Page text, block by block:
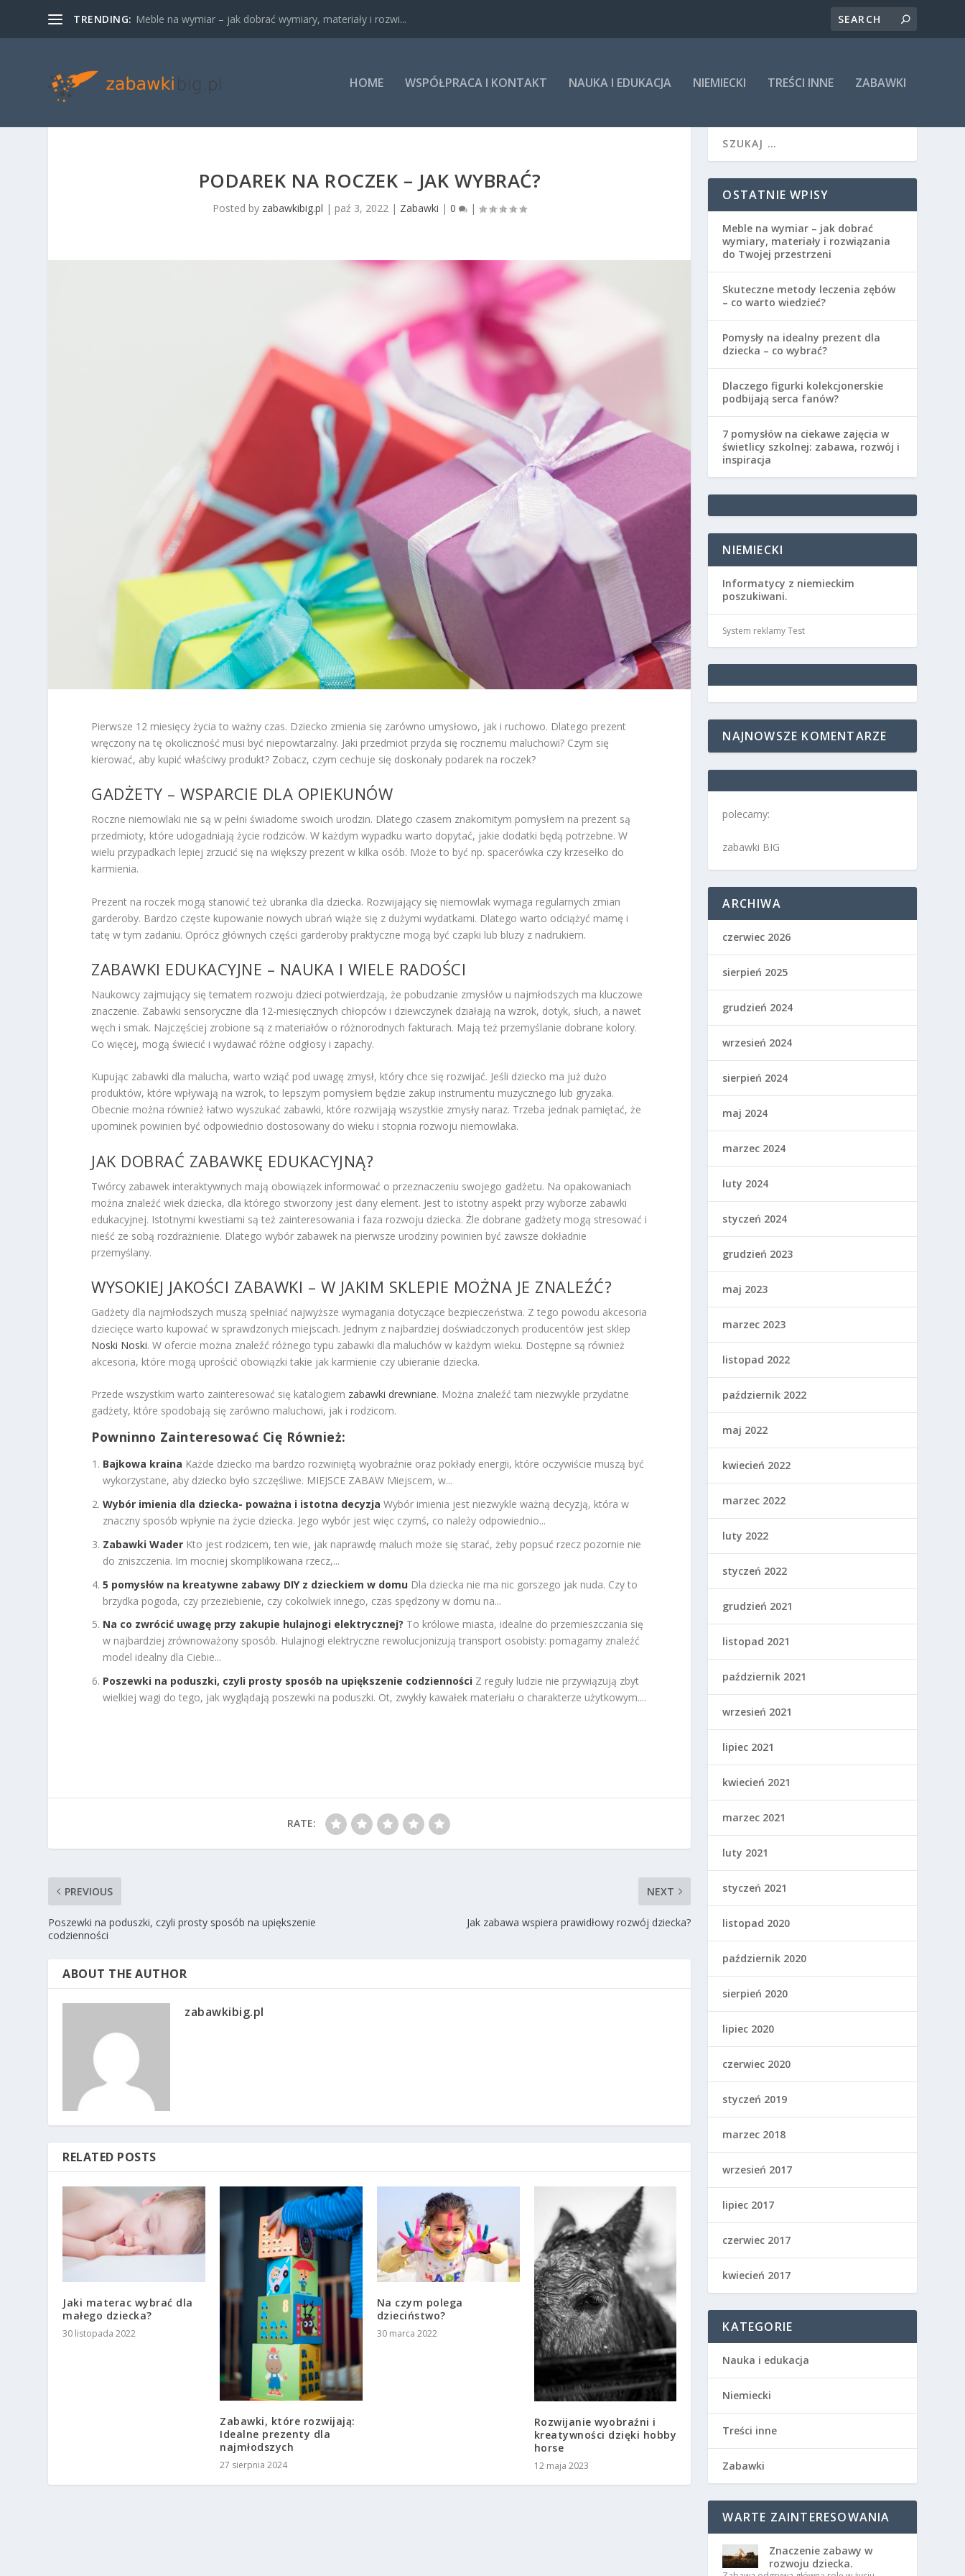
TRENDING: Meble na wymiar – jak dobrać wymiary, materiały i rozwi...
HOME WSPÓŁPRACA I KONTAKT NAUKA I EDUKACJA NIEMIECKI TREŚCI INNE ZABAWKI
PODAREK NA ROCZEK – JAK WYBRAĆ?
Posted by zabawkibig.pl | paź 3, 2022 | Zabawki |0 |
Pierwsze 12 miesięcy życia to ważny czas. Dziecko zmienia się zarówno umysłowo, jak i ruchowo. Dlatego prezent
wręczony na tę okoliczność musi być niepowtarzalny. Jaki przedmiot przyda się rocznemu maluchowi? Czym się
kierować, aby kupić właściwy produkt? Zobacz, czym cechuje się doskonały podarek na roczek?
GADŻETY – WSPARCIE DLA OPIEKUNÓW
Roczne niemowlaki nie są w pełni świadome swoich urodzin. Dlatego czasem znakomitym pomysłem na prezent są
przedmioty, które udogadniają życie rodziców. W każdym wypadku warto dopytać, jakie dodatki będą potrzebne. W
wielu przypadkach lepiej zrzucić się na większy prezent w kilka osób. Może to być np. spacerówka czy krzesełko do
karmienia.
Prezent na roczek mogą stanowić też ubranka dla dziecka. Rozwijający się niemowlak wymaga regularnych zmian
garderoby. Bardzo częste kupowanie nowych ubrań wiąże się z dużymi wydatkami. Dlatego warto odciążyć mamę i
tatę w tym zadaniu. Oprócz głównych części garderoby praktyczne mogą być czapki lub bluzy z nadrukiem.
ZABAWKI EDUKACYJNE – NAUKA I WIELE RADOŚCI
Naukowcy zajmujący się tematem rozwoju dzieci potwierdzają, że pobudzanie zmysłów u najmłodszych ma kluczowe
znaczenie. Zabawki sensoryczne dla 12-miesięcznych chłopców i dziewczynek działają na wzrok, dotyk, słuch, a nawet
węch i smak. Najczęściej zrobione są z materiałów o różnorodnych fakturach. Mają też przemyślanie dobrane kolory.
Co więcej, mogą świecić i wydawać różne odgłosy i zapachy.
Kupując zabawki dla malucha, warto wziąć pod uwagę zmysł, który chce się rozwijać. Jeśli dziecko ma już dużo
produktów, które wpływają na wzrok, to lepszym pomysłem będzie zakup instrumentu muzycznego lub gryzaka.
Obecnie można również łatwo wyszukać zabawki, które rozwijają wszystkie zmysły naraz. Trzeba jednak pamiętać, że
upominek powinien być odpowiednio dostosowany do wieku i stopnia rozwoju niemowlaka.
JAK DOBRAĆ ZABAWKĘ EDUKACYJNĄ?
Twórcy zabawek interaktywnych mają obowiązek informować o przeznaczeniu swojego gadżetu. Na opakowaniach
można znaleźć wiek dziecka, dla którego stworzony jest dany element. Jest to istotny aspekt przy wyborze zabawki
edukacyjnej. Istotnymi kwestiami są też zainteresowania i faza rozwoju dziecka. Źle dobrane gadżety mogą stresować i
nieść ze sobą rozdrażnienie. Dlatego wybór zabawek na pierwsze urodziny powinien być zawsze dokładnie
przemyślany.
WYSOKIEJ JAKOŚCI ZABAWKI – W JAKIM SKLEPIE MOŻNA JE ZNALEŹĆ?
Gadżety dla najmłodszych muszą spełniać najwyższe wymagania dotyczące bezpieczeństwa. Z tego powodu akcesoria
dziecięce warto kupować w sprawdzonych miejscach. Jednym z najbardziej doświadczonych producentów jest sklep
Noski Noski. W ofercie można znaleźć różnego typu zabawki dla maluchów w każdym wieku. Dostępne są również
akcesoria, które mogą uprościć obowiązki takie jak karmienie czy ubieranie dziecka.
Przede wszystkim warto zainteresować się katalogiem zabawki drewniane. Można znaleźć tam niezwykle przydatne
gadżety, które spodobają się zarówno maluchowi, jak i rodzicom.
Powninno Zainteresować Cię Również:
Bajkowa kraina Każde dziecko ma bardzo rozwiniętą wyobraźnie oraz pokłady energii, które oczywiście muszą być
wykorzystane, aby dziecko było szczęśliwe. MIEJSCE ZABAW Miejscem, w...
Wybór imienia dla dziecka- poważna i istotna decyzja Wybór imienia jest niezwykle ważną decyzją, która w
znaczny sposób wpłynie na życie dziecka. Jego wybór jest więc czymś, co należy odpowiednio...
Zabawki Wader Kto jest rodzicem, ten wie, jak naprawdę maluch może się starać, żeby popsuć rzecz pozornie nie
do zniszczenia. Im mocniej skomplikowana rzecz,...
5 pomysłów na kreatywne zabawy DIY z dzieckiem w domu Dla dziecka nie ma nic gorszego jak nuda. Czy to
brzydka pogoda, czy przeziebienie, czy cokolwiek innego, czas spędzony w domu na...
Na co zwrócić uwagę przy zakupie hulajnogi elektrycznej? To królowe miasta, idealne do przemieszczania się
w najbardziej zrównoważony sposób. Hulajnogi elektryczne rewolucjonizują transport osobisty: pomagamy znaleźć
model idealny dla Ciebie...
Poszewki na poduszki, czyli prosty sposób na upiększenie codzienności Z reguły ludzie nie przywiązują zbyt
wielkiej wagi do tego, jak wyglądają poszewki na poduszki. Ot, zwykły kawałek materiału o charakterze użytkowym....
RATE:
PREVIOUS
Poszewki na poduszki, czyli prosty sposób na upiększenie
codzienności
NEXT
Jak zabawa wspiera prawidłowy rozwój dziecka?
ABOUT THE AUTHOR
zabawkibig.pl
RELATED POSTS
Jaki materac wybrać dla
małego dziecka?
30 listopada 2022
Zabawki, które rozwijają:
Idealne prezenty dla
najmłodszych
27 sierpnia 2024
Na czym polega
dzieciństwo?
30 marca 2022
Rozwijanie wyobraźni i
kreatywności dzięki hobby
horse
12 maja 2023
OSTATNIE WPISY
Meble na wymiar – jak dobrać
wymiary, materiały i rozwiązania
do Twojej przestrzeni
Skuteczne metody leczenia zębów
– co warto wiedzieć?
Pomysły na idealny prezent dla
dziecka – co wybrać?
Dlaczego figurki kolekcjonerskie
podbijają serca fanów?
7 pomysłów na ciekawe zajęcia w
świetlicy szkolnej: zabawa, rozwój i
inspiracja
NIEMIECKI
Informatycy z niemieckim
poszukiwani.
System reklamy Test
NAJNOWSZE KOMENTARZE
polecamy:
zabawki BIG
ARCHIWA
czerwiec 2026
sierpień 2025
grudzień 2024
wrzesień 2024
sierpień 2024
maj 2024
marzec 2024
luty 2024
styczeń 2024
grudzień 2023
maj 2023
marzec 2023
listopad 2022
październik 2022
maj 2022
kwiecień 2022
marzec 2022
luty 2022
styczeń 2022
grudzień 2021
listopad 2021
październik 2021
wrzesień 2021
lipiec 2021
kwiecień 2021
marzec 2021
luty 2021
styczeń 2021
listopad 2020
październik 2020
sierpień 2020
lipiec 2020
czerwiec 2020
styczeń 2019
marzec 2018
wrzesień 2017
lipiec 2017
czerwiec 2017
kwiecień 2017
KATEGORIE
Nauka i edukacja
Niemiecki
Treści inne
Zabawki
WARTE ZAINTERESOWANIA
Znaczenie zabawy w
rozwoju dziecka.